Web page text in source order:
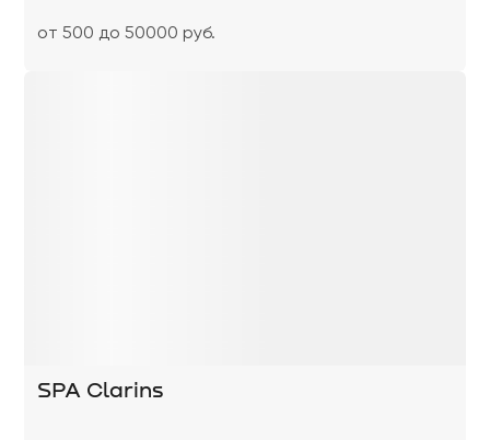
от 500 до 50000 руб.
SPA Clarins